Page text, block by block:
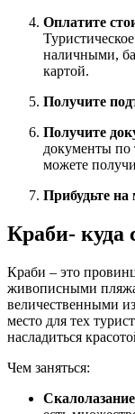
Оплатите
наличными,
картой.
Получите
Получите
документы по
можете
Прибудьте на
Краби- куда
Краби – это
живописными
величественными
место для тех
насладиться
Чем заняться:
Скалолазание